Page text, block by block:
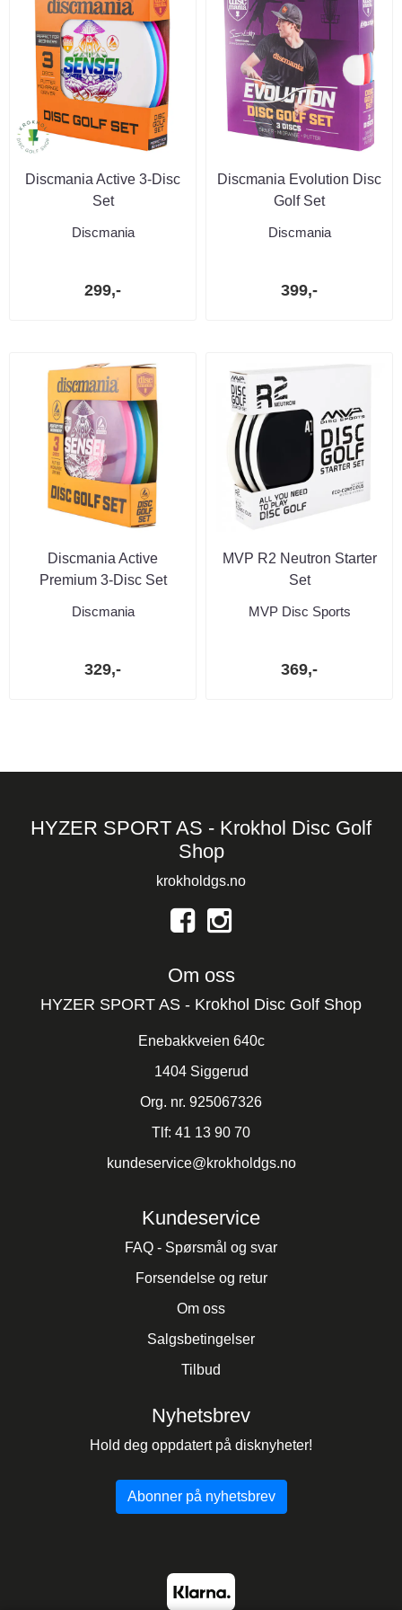
Discmania Active 3-Disc
Set
Discmania
299,-
Discmania Evolution Disc
Golf Set
Discmania
399,-
Discmania Active
Premium 3-Disc Set
Discmania
329,-
MVP R2 Neutron Starter
Set
MVP Disc Sports
369,-
HYZER SPORT AS - Krokhol Disc Golf
Shop
krokholdgs.no
Om oss
HYZER SPORT AS - Krokhol Disc Golf Shop
Enebakkveien 640c
1404 Siggerud
Org. nr. 925067326
Tlf: 41 13 90 70
kundeservice@krokholdgs.no
Kundeservice
FAQ - Spørsmål og svar
Forsendelse og retur
Om oss
Salgsbetingelser
Tilbud
Nyhetsbrev
Hold deg oppdatert på disknyheter!
Abonner på nyhetsbrev